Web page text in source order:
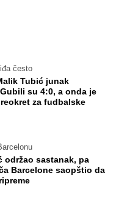
često
Tubić junak
su 4:0, a onda je
za fudbalske
održao sastanak, pa
Barcelone saopštio da